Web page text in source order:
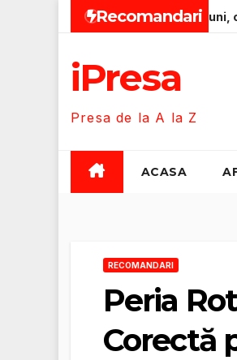
Recomandari
pentru bebeluși 0-12 luni, calitate
iPresa
Presa de la A la Z
ACASA
RECOMANDARI
Peria
Corectă